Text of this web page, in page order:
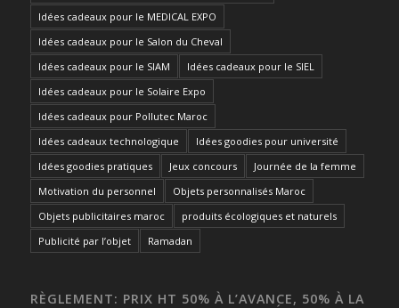
Idées cadeaux pour le MEDICAL EXPO
Idées cadeaux pour le Salon du Cheval
Idées cadeaux pour le SIAM
Idées cadeaux pour le SIEL
Idées cadeaux pour le Solaire Expo
Idées cadeaux pour Pollutec Maroc
Idées cadeaux technologique
Idées goodies pour université
Idées goodies pratiques
Jeux concours
Journée de la femme
Motivation du personnel
Objets personnalisés Maroc
Objets publicitaires maroc
produits écologiques et naturels
Publicité par l’objet
Ramadan
RÈGLEMENT: PRIX HT 50% À L’AVANCE, 50% À LA